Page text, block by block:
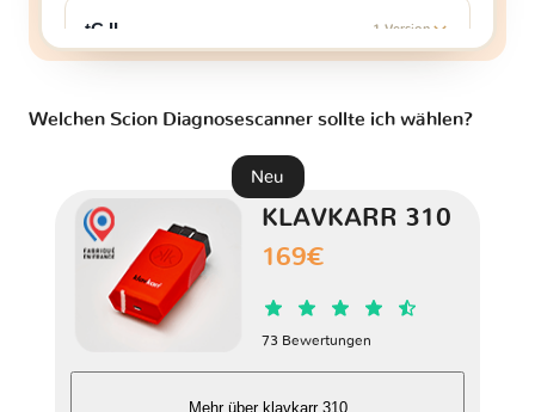
tC II 1 Version
xB II
1 Version
Welchen Scion Diagnosescanner sollte ich wählen?
Neu
KLAVKARR 310
169€
73 Bewertungen
Mehr über klavkarr 310